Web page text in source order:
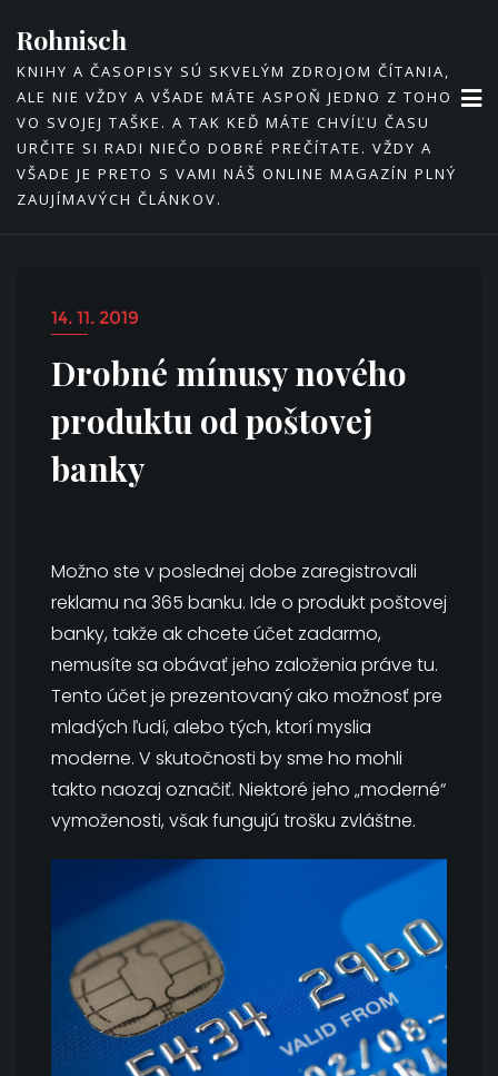
to
content
Rohnisch
KNIHY A ČASOPISY SÚ SKVELÝM ZDROJOM ČÍTANIA,
ALE NIE VŽDY A VŠADE MÁTE ASPOŇ JEDNO Z TOHO
VO SVOJEJ TAŠKE. A TAK KEĎ MÁTE CHVÍĽU ČASU
URČITE SI RADI NIEČO DOBRÉ PREČÍTATE. VŽDY A
VŠADE JE PRETO S VAMI NÁŠ ONLINE MAGAZÍN PLNÝ
ZAUJÍMAVÝCH ČLÁNKOV.
14. 11. 2019
Drobné mínusy nového
produktu od poštovej
banky
Možno ste v poslednej dobe zaregistrovali
reklamu na 365 banku. Ide o produkt poštovej
banky, takže ak chcete účet zadarmo,
nemusíte sa obávať jeho založenia práve tu.
Tento účet je prezentovaný ako možnosť pre
mladých ľudí, alebo tých, ktorí myslia
moderne. V skutočnosti by sme ho mohli
takto naozaj označiť. Niektoré jeho „moderné“
vymoženosti, však fungujú trošku zvláštne.